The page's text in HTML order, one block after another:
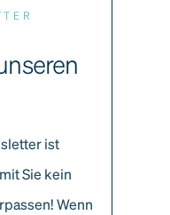
ist
Sie kein
Wenn